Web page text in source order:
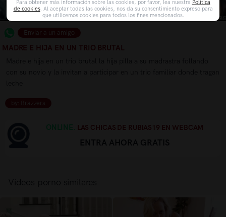
Enviar a un amigo
MADRE E HIJA EN UN TRIO BRUTAL
by: Brazzers
ONLINE. LAS CHICAS DE RUBIAS19 EN WEBCAM
Para obtener más información sobre las cookies, por favor, lea nuestra Política
de cookies. Al aceptar todas las cookies, nos da su consentimiento expreso para
que utilicemos cookies para todos los fines mencionados.